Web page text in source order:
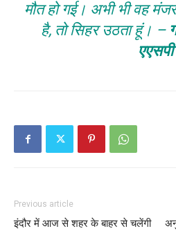
मौत हो गई। अभी भी वह
है, तो सिहर उठता हूं। –
एएसपी
Previous article
इंदौर में आज से शहर के बाहर से चलेंगी